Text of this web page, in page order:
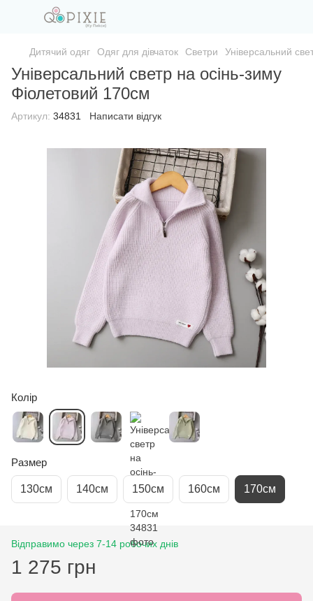
Дитячий одяг Одяг для дівчаток Светри Універсальний
Універсальний светр на осінь-зиму
Фіолетовий 170см
Артикул: 34831 Написати відгук
Колір
Размер
130см 140см 150см 160см 170см
Відправимо через 7-14 робочих днів
1 275 грн